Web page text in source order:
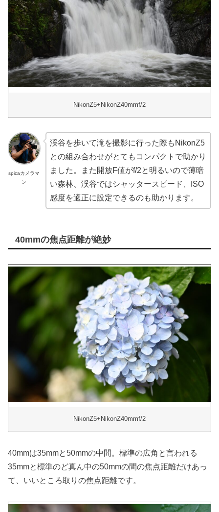
NikonZ5+NikonZ40mmf/2
spicaカメラマ
ン
渓谷を歩いて滝を撮影に行った際もNikonZ5
との組み合わせがとてもコンパクトで助かり
ました。また開放F値がf/2と明るいので薄暗
い森林、渓谷ではシャッタースピード、ISO
感度を適正に設定できるのも助かります。
40mmの焦点距離が絶妙
NikonZ5+NikonZ40mmf/2
40mmは35mmと50mmの中間。標準の広角と言われる
35mmと標準のど真ん中の50mmの間の焦点距離だけあっ
て、いいところ取りの焦点距離です。